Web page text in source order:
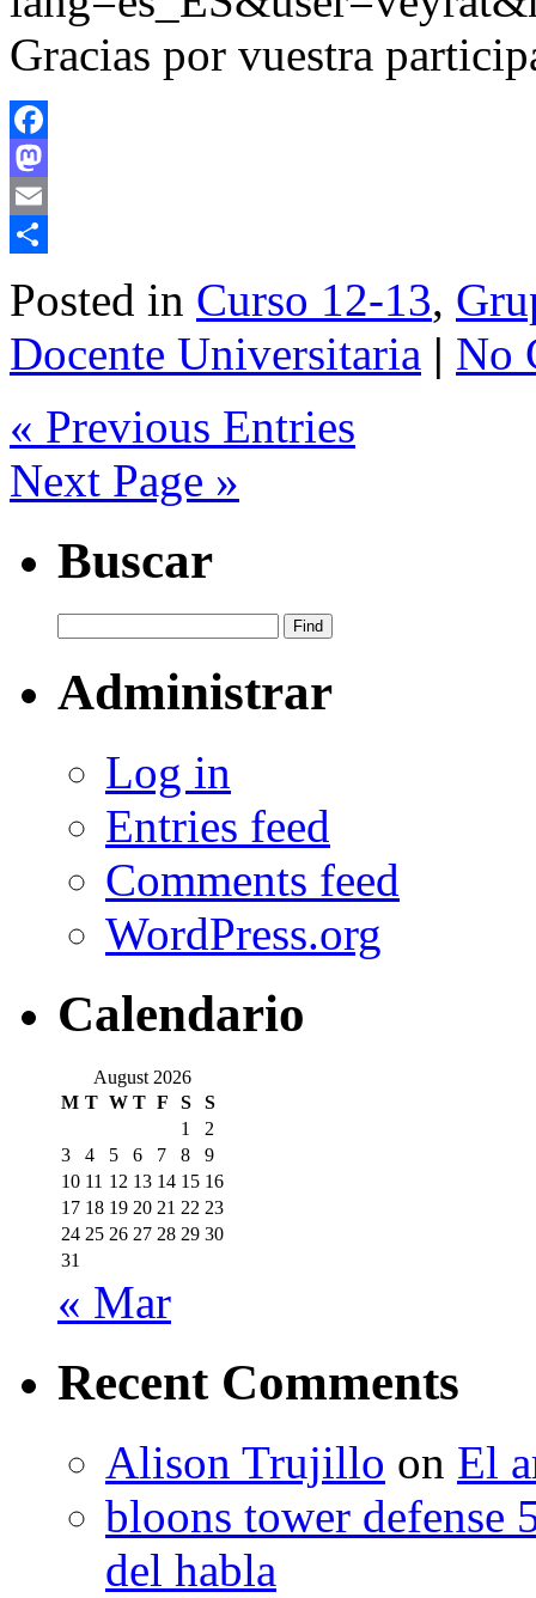
Gracias por vuestra
Facebook
Mastodon
Email
Posted in Curso 12-13,
Docente Universitaria | No
« Previous Entries
Next Page »
Buscar
Administrar
Log in
Entries feed
Comments feed
WordPress.org
Calendario
August 2026
M T W T F S
S
1
2
3
4 5 6 7 8
9
10 11 12 13 14 15 16
17 18 19 20 21 22 23
24 25 26 27 28 29 30
31
« Mar
Recent Comments
Alison Trujillo on El
bloons tower defense
del habla